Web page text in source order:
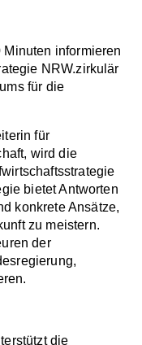
Minuten informieren
NRW.zirkulär
für die
für
wird die
bietet Antworten
konkrete Ansätze,
zu meistern.
der
die